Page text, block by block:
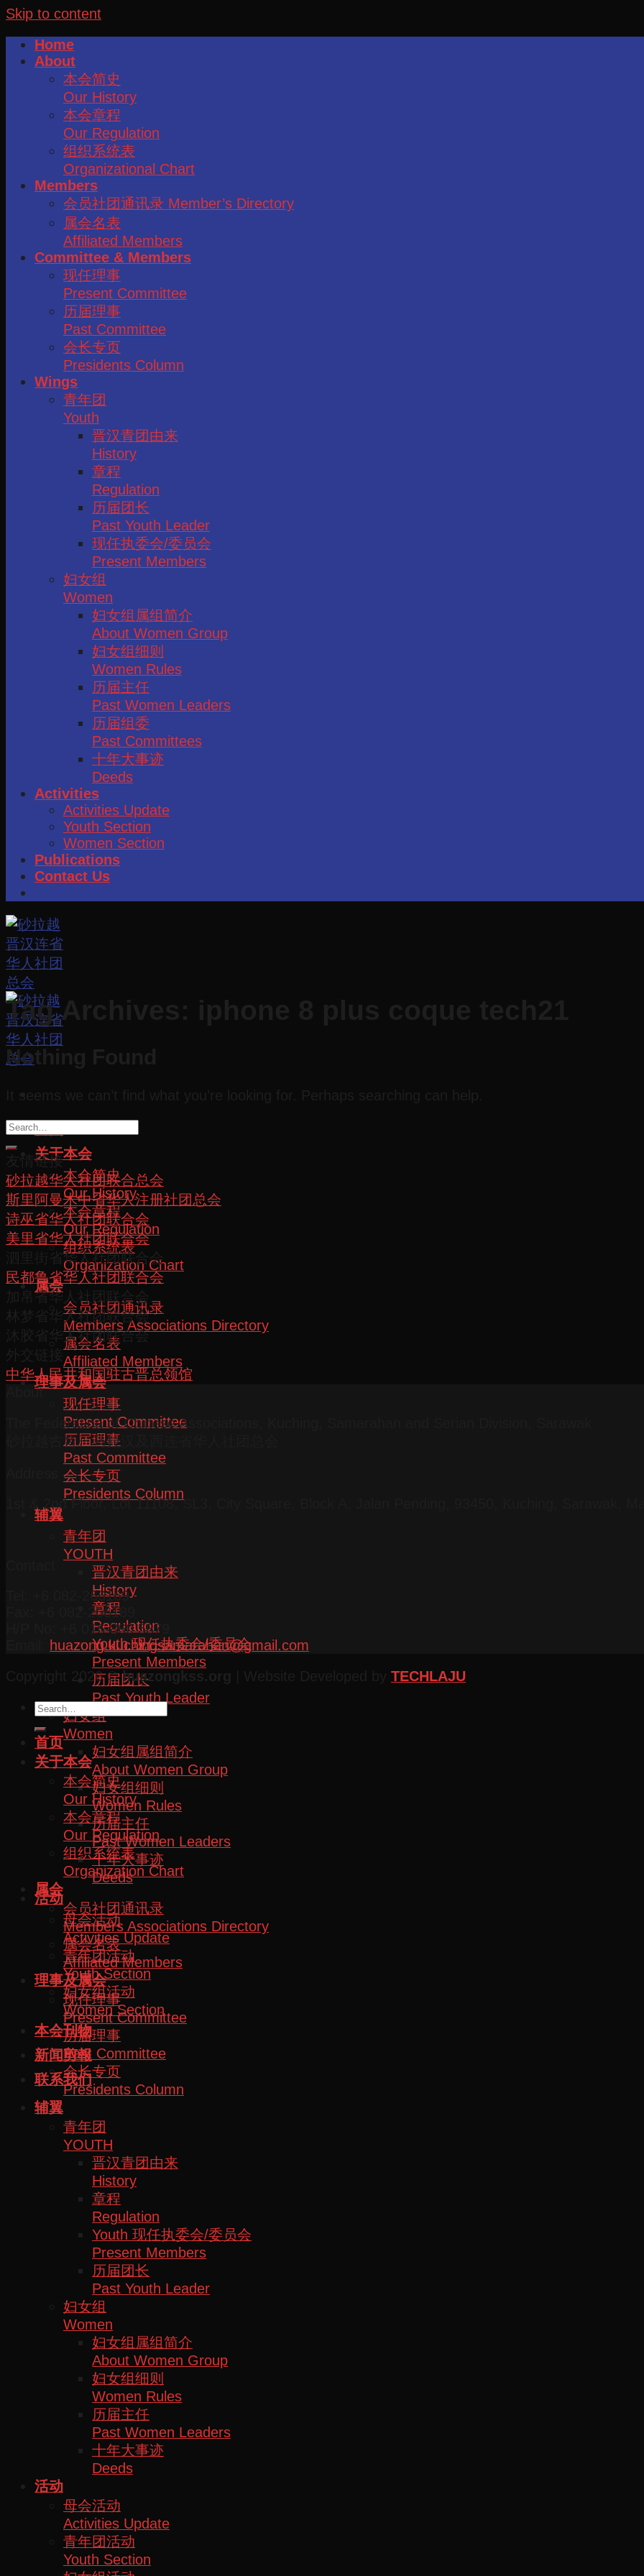
Skip to content
Home
About
本会简史
Our History
本会章程
Our Regulation
组织系统表
Organizational Chart
Members
会员社团通讯录 Member’s Directory
属会名表
Affiliated Members
Committee & Members
现任理事
Present Committee
历届理事
Past Committee
会长专页
Presidents Column
Wings
青年团
Youth
晋汉青团由来
History
章程
Regulation
历届团长
Past Youth Leader
现任执委会/委员会
Present Members
妇女组
Women
妇女组属组简介
About Women Group
妇女组细则
Women Rules
历届主任
Past Women Leaders
历届组委
Past Committees
十年大事迹
Deeds
Activities
Activities Update
Youth Section
Women Section
Publications
Contact Us
首页
关于本会
本会简史
Our History
本会章程
Our Regulation
组织系统表
Organization Chart
属会
会员社团通讯录
Members Associations Directory
属会名表
Affiliated Members
理事及属会
现任理事
Present Committee
历届理事
Past Committee
会长专页
Presidents Column
辅翼
青年团
YOUTH
晋汉青团由来
History
章程
Regulation
Youth 现任执委会/委员会
Present Members
历届团长
Past Youth Leader
妇女组
Women
妇女组属组简介
About Women Group
妇女组细则
Women Rules
历届主任
Past Women Leaders
十年大事迹
Deeds
活动
母会活动
Activities Update
青年团活动
Youth Section
妇女组活动
Women Section
本会刊物
新闻剪報
联系我们
Tag Archives:
Nothing Found
友情链接
砂拉越华人社团联合总会
斯里阿曼木中省华人注册社团总会
诗巫省华人社团联合会
美里省华人社团联合会
泗里街省华人社团联合会
民都鲁省华人社团联合会
加帛省华人社团联合会
林梦省华人社团联合会
沐胶省华人社团联合会
中华人民共和国驻古晋总领馆
About
The Federation of Chinese Associations, Kuching, Samarahan and Serian Division, Sarawak
砂拉越古晋三马拉汉及西连省华人社团总会
1st & 2nd Floor, Lot 11108, SL3, City Square, Block A, Jalan Pending, 93450, Kuching, Sarawak,
Tel: +6 082-266169
Fax: +6 082-266189
H/P No: +6 016-860 5879
huazong.kuchingsamarahan@gmail.com
Copyright 2026 ©huazongkss.org TECHLAJU
首页
关于本会
本会简史
Our History
本会章程
Our Regulation
组织系统表
Organization Chart
属会
会员社团通讯录
Members Associations Directory
属会名表
Affiliated Members
理事及属会
现任理事
Present Committee
历届理事
Past Committee
会长专页
Presidents Column
辅翼
青年团
YOUTH
晋汉青团由来
History
章程
Regulation
Youth 现任执委会/委员会
Present Members
历届团长
Past Youth Leader
妇女组
Women
妇女组属组简介
About Women Group
妇女组细则
Women Rules
历届主任
Past Women Leaders
十年大事迹
Deeds
活动
母会活动
Activities Update
青年团活动
Youth Section